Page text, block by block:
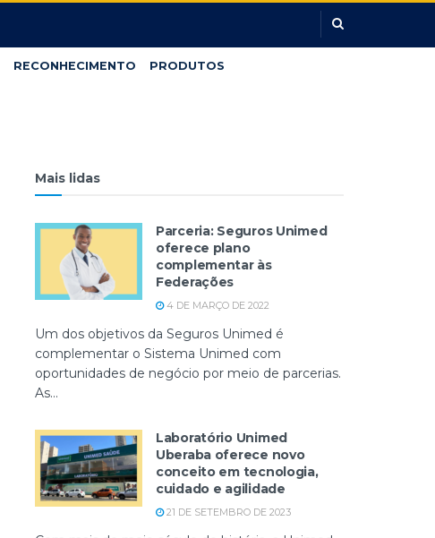
RECONHECIMENTO PRODUTOS
Mais lidas
Parceria: Seguros Unimed
oferece plano
complementar às
Federações
4 DE MARÇO DE 2022
Um dos objetivos da Seguros Unimed é
complementar o Sistema Unimed com
oportunidades de negócio por meio de parcerias.
As...
Laboratório Unimed
Uberaba oferece novo
conceito em tecnologia,
cuidado e agilidade
21 DE SETEMBRO DE 2023